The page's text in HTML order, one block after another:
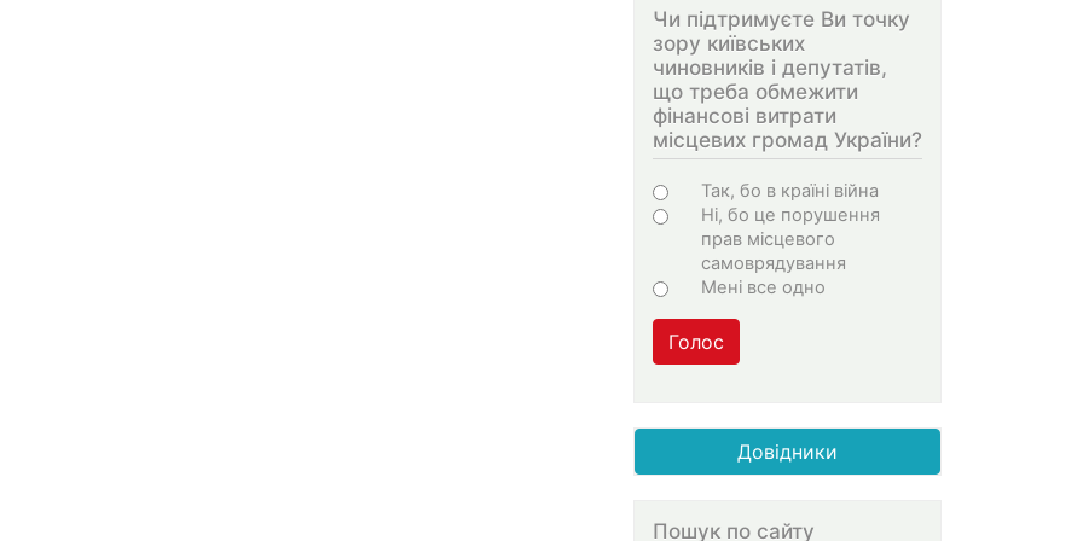
Чи підтримуєте Ви точку
зору київських
чиновників і депутатів,
що треба обмежити
фінансові витрати
місцевих громад України?
Варіанти
Так, бо в країні війна
Ні, бо це порушення
прав місцевого
самоврядування
Мені все одно
Голос
Довідники
Пошук по сайту